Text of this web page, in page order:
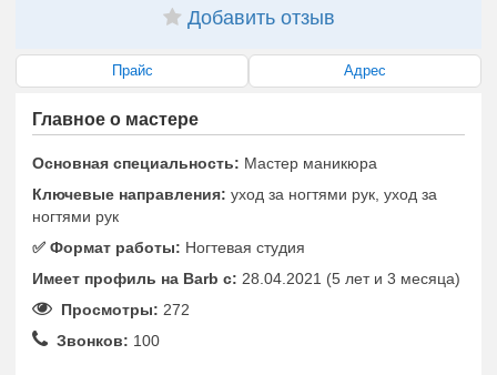
Добавить отзыв
Прайс Адрес
Главное о мастере
Основная специальность: Мастер маникюра
Ключевые направления: уход за ногтями рук, уход за
ногтями рук
✅️ Формат работы: Ногтевая студия
Имеет профиль на Barb c: 28.04.2021 (5 лет и 3 месяца)
Просмотры: 272
Звонков: 100